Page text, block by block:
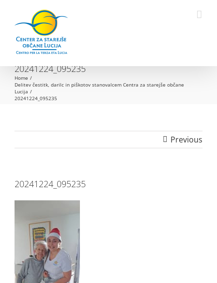
Open toolbar
content
20241224_095235
Home
Delitev čestitk, darilc in piškotov stanovalcem Centra za starejše občane
Lucija
20241224_095235
Previous
20241224_095235